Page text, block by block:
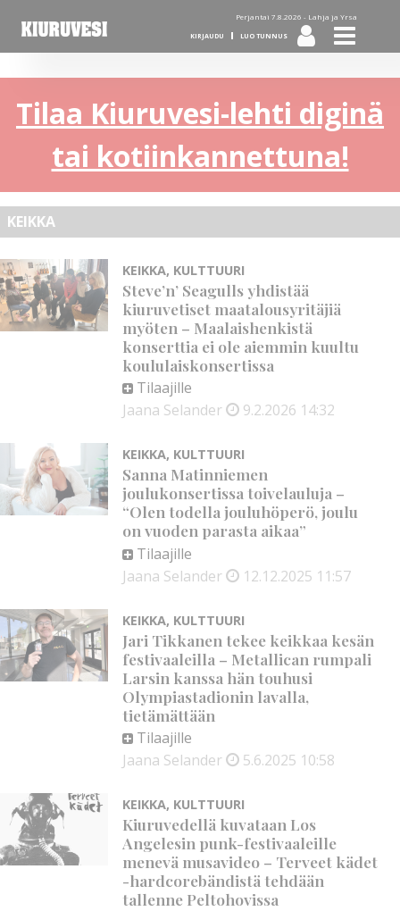
Perjantai 7.8.2026 - Lahja ja Yrsa
KIRJAUDU LUO TUNNUS
Tilaa Kiuruvesi-lehti diginä
tai kotiinkannettuna!
KEIKKA
KEIKKA, KULTTUURI
Steve’n’ Seagulls yhdistää
kiuruvetiset maatalousyritäjiä
myöten – Maalaishenkistä
konserttia ei ole aiemmin kuultu
koululaiskonsertissa
Tilaajille
Jaana Selander
9.2.2026 14:32
KEIKKA, KULTTUURI
Sanna Matinniemen
joulukonsertissa toivelauluja –
“Olen todella jouluhöperö, joulu
on vuoden parasta aikaa”
Tilaajille
Jaana Selander
12.12.2025 11:57
KEIKKA, KULTTUURI
Jari Tikkanen tekee keikkaa kesän
festivaaleilla – Metallican rumpali
Larsin kanssa hän touhusi
Olympiastadionin lavalla,
tietämättään
Tilaajille
Jaana Selander
5.6.2025 10:58
KEIKKA, KULTTUURI
Kiuruvedellä kuvataan Los
Angelesin punk-festivaaleille
menevä musavideo – Terveet kädet
-hardcorebändistä tehdään
tallenne Peltohovissa